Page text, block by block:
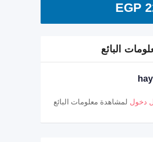
EGP
البائع
دخول لمشاهدة معلومات البائع